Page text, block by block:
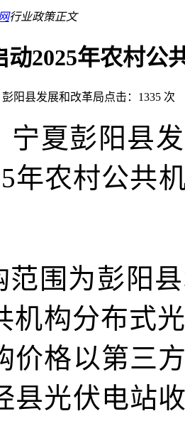
行业政策正文
动2025年农村公
阳县发展和改革局点击：1335 次
宁夏彭阳县
年农村公共
范围为彭阳
机构分布式
价格以第三
县光伏电站